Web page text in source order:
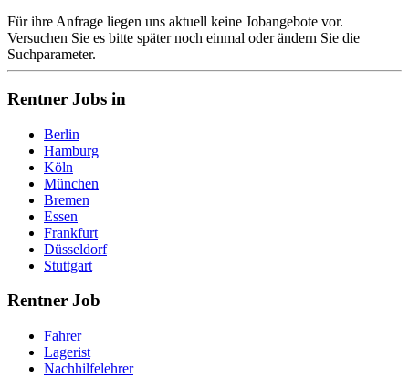
Für ihre Anfrage liegen uns aktuell keine Jobangebote vor.
Versuchen Sie es bitte später noch einmal oder ändern Sie die
Suchparameter.
Rentner Jobs in
Berlin
Hamburg
Köln
München
Bremen
Essen
Frankfurt
Düsseldorf
Stuttgart
Rentner Job
Fahrer
Lagerist
Nachhilfelehrer